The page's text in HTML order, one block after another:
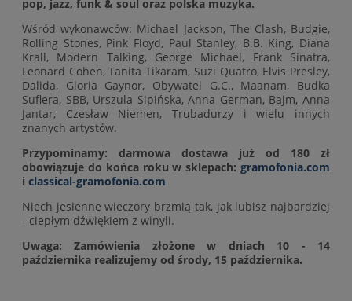
pop, jazz, funk & soul oraz polska muzyka.
Wśród wykonawców: Michael Jackson, The Clash, Budgie,
Rolling Stones, Pink Floyd, Paul Stanley, B.B. King, Diana
Krall, Modern Talking, George Michael, Frank Sinatra,
Leonard Cohen, Tanita Tikaram, Suzi Quatro, Elvis Presley,
Dalida, Gloria Gaynor, Obywatel G.C., Maanam, Budka
Suflera, SBB, Urszula Sipińska, Anna German, Bajm, Anna
Jantar, Czesław Niemen, Trubadurzy i wielu innych
znanych artystów.
Przypominamy: darmowa dostawa już od 180 zł
obowiązuje do końca roku w sklepach: gramofonia.com
i classical-gramofonia.com
Niech jesienne wieczory brzmią tak, jak lubisz najbardziej
- ciepłym dźwiękiem z winyli.
Uwaga:Zamówienia złożone w dniach 10 - 14
października realizujemy od środy, 15 października.